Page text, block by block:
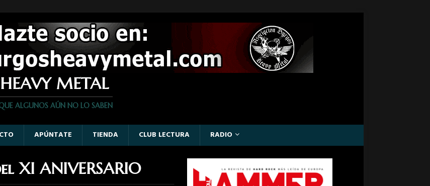
METAL
ALGUNOS AÚN NO LO SABEN
APÚNTATE TIENDA CLUB LECTURA RADIO
XI ANIVERSARIO